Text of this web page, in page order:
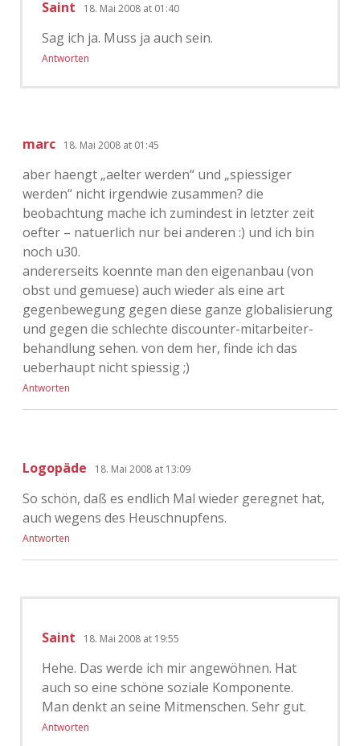
Saint 18. Mai 2008 at 01:40
Sag ich ja. Muss ja auch sein.
Antworten
marc 18. Mai 2008 at 01:45
aber haengt „aelter werden“ und „spiessiger
werden“ nicht irgendwie zusammen? die
beobachtung mache ich zumindest in letzter zeit
oefter – natuerlich nur bei anderen :) und ich bin
noch u30.
andererseits koennte man den eigenanbau (von
obst und gemuese) auch wieder als eine art
gegenbewegung gegen diese ganze globalisierung
und gegen die schlechte discounter-mitarbeiter-
behandlung sehen. von dem her, finde ich das
ueberhaupt nicht spiessig ;)
Antworten
Logopäde 18. Mai 2008 at 13:09
So schön, daß es endlich Mal wieder geregnet hat,
auch wegens des Heuschnupfens.
Antworten
Saint 18. Mai 2008 at 19:55
Hehe. Das werde ich mir angewöhnen. Hat
auch so eine schöne soziale Komponente.
Man denkt an seine Mitmenschen. Sehr gut.
Antworten